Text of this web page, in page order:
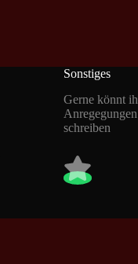
Sonstiges
Gerne könnt
schreiben